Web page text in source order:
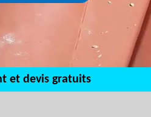
et devis gratuits